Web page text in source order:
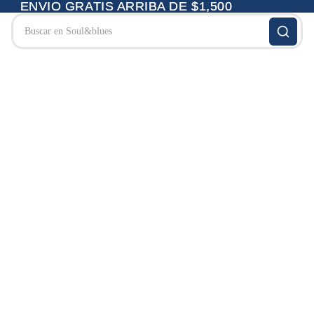
ENVIO GRATIS ARRIBA DE $1,500
ENVIO GRATIS ARRIBA DE $1,500